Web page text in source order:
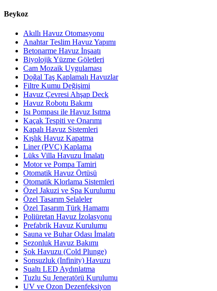
Beykoz
Akıllı Havuz Otomasyonu
Anahtar Teslim Havuz Yapımı
Betonarme Havuz İnşaatı
Biyolojik Yüzme Göletleri
Cam Mozaik Uygulaması
Doğal Taş Kaplamalı Havuzlar
Filtre Kumu Değişimi
Havuz Çevresi Ahşap Deck
Havuz Robotu Bakımı
Isı Pompası ile Havuz Isıtma
Kaçak Tespiti ve Onarımı
Kapalı Havuz Sistemleri
Kışlık Havuz Kapatma
Liner (PVC) Kaplama
Lüks Villa Havuzu İmalatı
Motor ve Pompa Tamiri
Otomatik Havuz Örtüsü
Otomatik Klorlama Sistemleri
Özel Jakuzi ve Spa Kurulumu
Özel Tasarım Şelaleler
Özel Tasarım Türk Hamamı
Poliüretan Havuz İzolasyonu
Prefabrik Havuz Kurulumu
Sauna ve Buhar Odası İmalatı
Sezonluk Havuz Bakımı
Şok Havuzu (Cold Plunge)
Sonsuzluk (Infinity) Havuzu
Sualtı LED Aydınlatma
Tuzlu Su Jeneratörü Kurulumu
UV ve Ozon Dezenfeksiyon